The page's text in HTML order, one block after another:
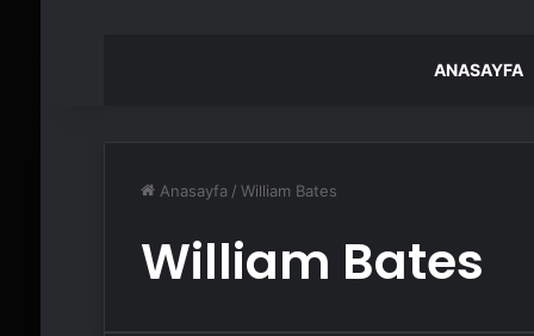
ANASAYFA
Anasayfa / William Bates
William Bates